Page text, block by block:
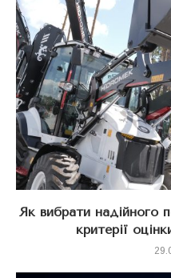
Як вибрати надійного
критерії